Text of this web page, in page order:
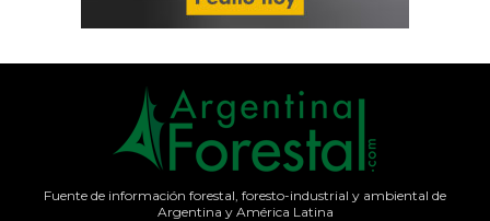
Fuente de información forestal, foresto-industrial y ambiental de
Argentina y América Latina